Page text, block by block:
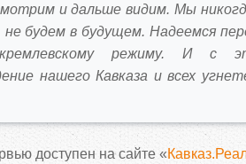
и дальше видим. Мы
не будем в будущем. Надеемся
режиму. И с
нашего Кавказа и всех
доступен на сайте «